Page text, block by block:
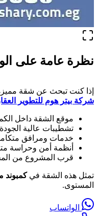
نظرة عامة على
إذا كنت تبحث عن شقة
شركة بيتر هوم للتطوير
موقع الشقة داخل
تشطيبات عالية
خدمات ومرافق
أنظمة أمن وحراسة
قرب المشروع من
تمثل هذه الشقة فيكمبوند
المستوى.
الواتساب